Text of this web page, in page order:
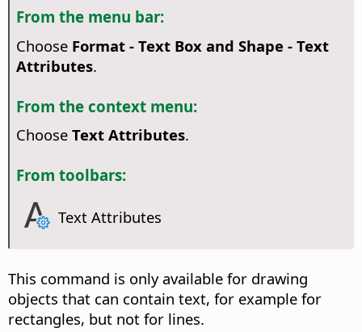
From the menu bar:
Choose Format - Text Box and Shape - Text
Attributes.
From the context menu:
Choose Text Attributes.
From toolbars:
Text Attributes
This command is only available for drawing
objects that can contain text, for example for
rectangles, but not for lines.